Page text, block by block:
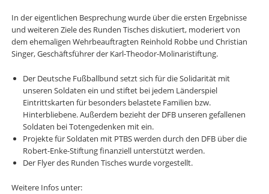
In der eigentlichen Besprechung wurde über die ersten Ergebnisse
und weiteren Ziele des Runden Tisches diskutiert, moderiert von
dem ehemaligen Wehrbeauftragten Reinhold Robbe und Christian
Singer, Geschäftsführer der Karl-Theodor-Molinaristiftung.
Der Deutsche Fußballbund setzt sich für die Solidarität mit
unseren Soldaten ein und stiftet bei jedem Länderspiel
Eintrittskarten für besonders belastete Familien bzw.
Hinterbliebene. Außerdem bezieht der DFB unseren gefallenen
Soldaten bei Totengedenken mit ein.
Projekte für Soldaten mit PTBS werden durch den DFB über die
Robert-Enke-Stiftung finanziell unterstützt werden.
Der Flyer des Runden Tisches wurde vorgestellt.
Weitere Infos unter: